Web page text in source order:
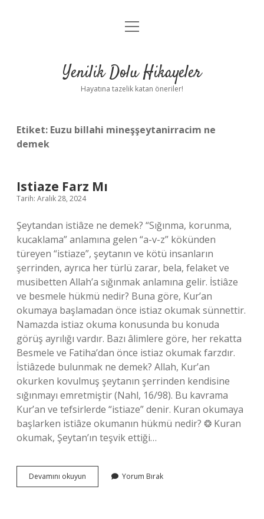
Anasayfa
Yasal Uyarı
menüyü
Yenilik Dolu Hikayeler
Hayatına tazelik katan öneriler!
Etiket: Euzu billahi mineşşeytanirracim ne
demek
Istiaze Farz Mı
Tarih: Aralık 28, 2024
Şeytandan istiâze ne demek? “Sığınma, korunma,
kucaklama” anlamına gelen “a-v-z” kökünden
türeyen “istiaze”, şeytanın ve kötü insanların
şerrinden, ayrıca her türlü zarar, bela, felaket ve
musibetten Allah’a sığınmak anlamına gelir. İstiâze
ve besmele hükmü nedir? Buna göre, Kur’an
okumaya başlamadan önce istiaz okumak sünnettir.
Namazda istiaz okuma konusunda bu konuda
görüş ayrılığı vardır. Bazı âlimlere göre, her rekatta
Besmele ve Fatiha’dan önce istiaz okumak farzdır.
İstiâzede bulunmak ne demek? Allah, Kur’an
okurken kovulmuş şeytanın şerrinden kendisine
sığınmayı emretmiştir (Nahl, 16/98). Bu kavrama
Kur’an ve tefsirlerde “istiaze” denir. Kuran okumaya
başlarken istiâze okumanın hükmü nedir? ❂ Kuran
okumak, Şeytan’ın teşvik ettiği…
Devamını okuyun
Farz
Yorum Bırak